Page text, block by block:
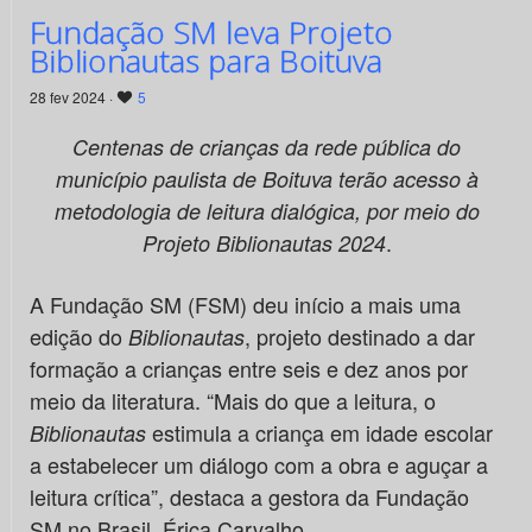
Fundação SM leva Projeto
Biblionautas para Boituva
28 fev 2024 · 5
Centenas de crianças da rede pública do
município paulista de Boituva terão acesso à
metodologia de leitura dialógica, por meio do
Projeto Biblionautas 2024.
A Fundação SM (FSM) deu início a mais uma
edição do Biblionautas, projeto destinado a dar
formação a crianças entre seis e dez anos por
meio da literatura. “Mais do que a leitura, o
Biblionautasestimula a criança em idade escolar
a estabelecer um diálogo com a obra e aguçar a
leitura crítica”, destaca a gestora da Fundação